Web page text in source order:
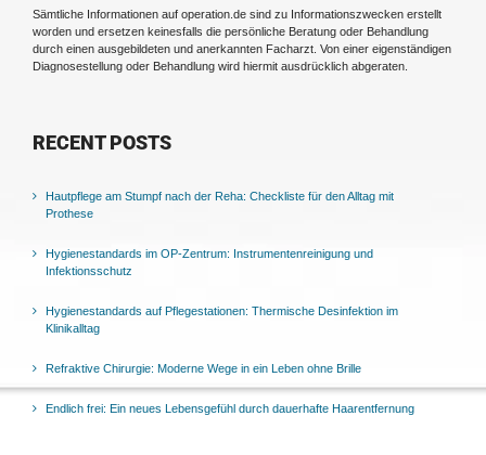
Sämtliche Informationen auf operation.de sind zu Informationszwecken erstellt
worden und ersetzen keinesfalls die persönliche Beratung oder Behandlung
durch einen ausgebildeten und anerkannten Facharzt. Von einer eigenständigen
Diagnosestellung oder Behandlung wird hiermit ausdrücklich abgeraten.
RECENT POSTS
Hautpflege am Stumpf nach der Reha: Checkliste für den Alltag mit
Prothese
Hygienestandards im OP-Zentrum: Instrumentenreinigung und
Infektionsschutz
Hygienestandards auf Pflegestationen: Thermische Desinfektion im
Klinikalltag
Refraktive Chirurgie: Moderne Wege in ein Leben ohne Brille
Endlich frei: Ein neues Lebensgefühl durch dauerhafte Haarentfernung